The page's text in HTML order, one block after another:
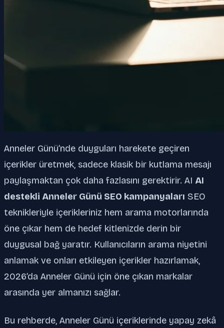
Anneler Günü’nde duyguları harekete geçiren
içerikler üretmek, sadece klasik bir kutlama mesajı
paylaşmaktan çok daha fazlasını gerektirir. AI AI
destekli Anneler Günü SEO kampanyaları SEO
teknikleriyle içerikleriniz hem arama motorlarında
öne çıkar hem de hedef kitlenizde derin bir
duygusal bağ yaratır. Kullanıcıların arama niyetini
anlamak ve onları etkileyen içerikler hazırlamak,
2026’da Anneler Günü için öne çıkan markalar
arasında yer almanızı sağlar.
Bu rehberde, Anneler Günü içeriklerinde yapay zekâ